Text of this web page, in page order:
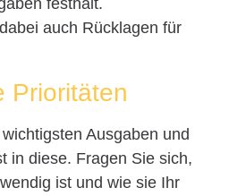
auch Rücklagen für
Prioritäten
Ausgaben und
in diese. Fragen Sie sich,
ist und wie sie Ihr